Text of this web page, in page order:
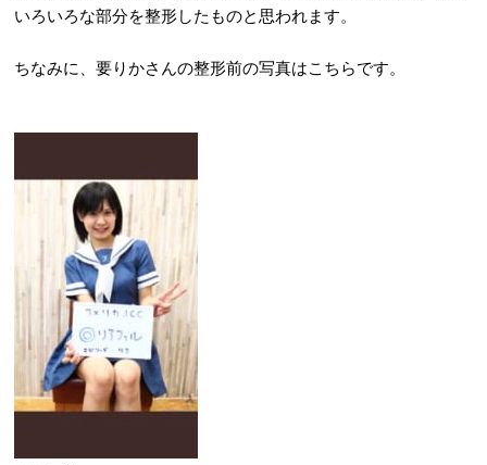
いろいろな部分を整形したものと思われます。
ちなみに、要りかさんの整形前の写真はこちらです。